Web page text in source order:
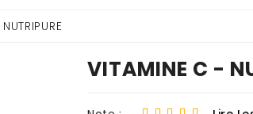
VITAMINE C -